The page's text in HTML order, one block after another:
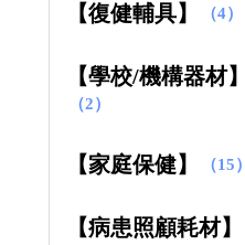
【復健輔具】 （4）
【學校/機構器材】
（2）
【家庭保健】 （15）
【病患照顧耗材】